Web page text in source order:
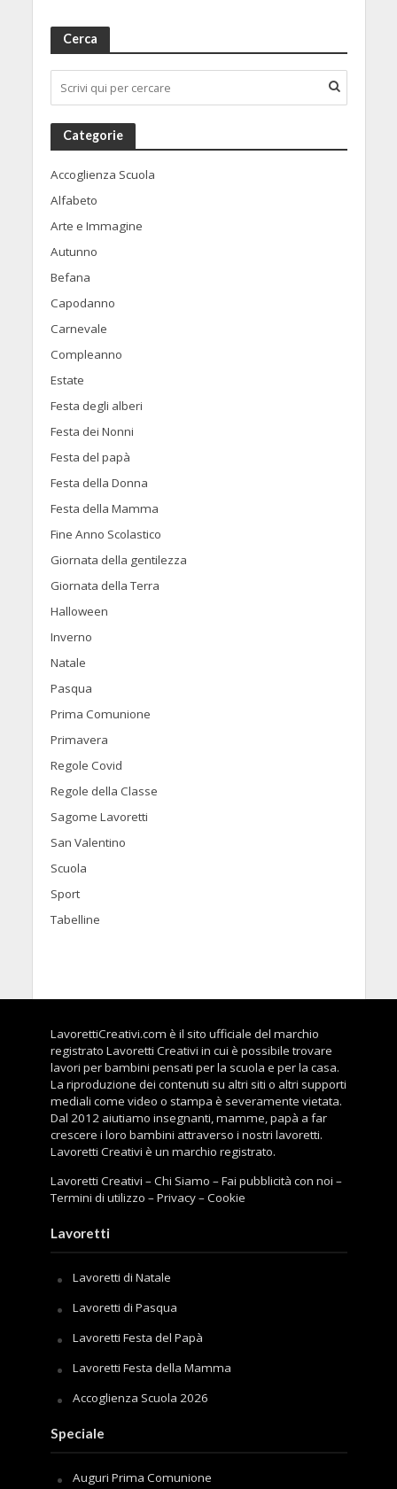
Cerca
Categorie
Accoglienza Scuola
Alfabeto
Arte e Immagine
Autunno
Befana
Capodanno
Carnevale
Compleanno
Estate
Festa degli alberi
Festa dei Nonni
Festa del papà
Festa della Donna
Festa della Mamma
Fine Anno Scolastico
Giornata della gentilezza
Giornata della Terra
Halloween
Inverno
Natale
Pasqua
Prima Comunione
Primavera
Regole Covid
Regole della Classe
Sagome Lavoretti
San Valentino
Scuola
Sport
Tabelline
LavorettiCreativi.com è il sito ufficiale del marchio
registrato Lavoretti Creativi in cui è possibile trovare
lavori per bambini pensati per la scuola e per la casa.
La riproduzione dei contenuti su altri siti o altri supporti
mediali come video o stampa è severamente vietata.
Dal 2012 aiutiamo insegnanti, mamme, papà a far
crescere i loro bambini attraverso i nostri lavoretti.
Lavoretti Creativi è un marchio registrato.
Lavoretti Creativi –Chi Siamo –Fai pubblicità con noi –
Termini di utilizzo –Privacy–Cookie
Lavoretti
Lavoretti di Natale
Lavoretti di Pasqua
Lavoretti Festa del Papà
Lavoretti Festa della Mamma
Accoglienza Scuola 2026
Speciale
Auguri Prima Comunione